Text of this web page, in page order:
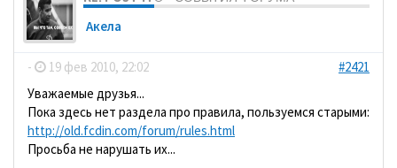
Акела
- 19 фев 2010, 22:02
#2421
Уважаемые друзья...
Пока здесь нет раздела про правила, пользуемся старыми:
http://old.fcdin.com/forum/rules.html
Просьба не нарушать их...